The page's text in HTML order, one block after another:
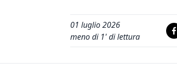
01 luglio 2026
meno di 1' di lettura